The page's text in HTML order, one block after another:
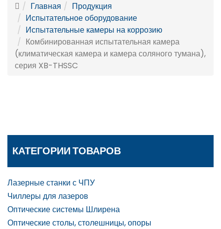
Главная
Продукция
Испытательное оборудование
Испытательные камеры на коррозию
Комбинированная испытательная камера
(климатическая камера и камера соляного тумана),
серия XB-THSSC
КАТЕГОРИИ ТОВАРОВ
Лазерные станки с ЧПУ
Чиллеры для лазеров
Оптические системы Шлирена
Оптические столы, столешницы, опоры